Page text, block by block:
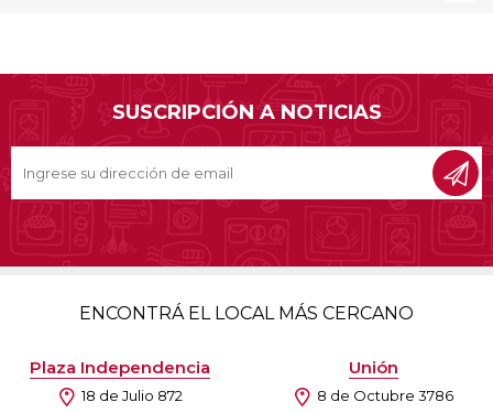
SUSCRIPCIÓN A NOTICIAS
ENCONTRÁ EL LOCAL MÁS CERCANO
Plaza Independencia
18 de Julio 872
Unión
8 de Octubre 3786